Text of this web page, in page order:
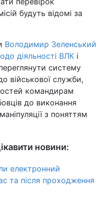
будуть відомі за
Володимир Зеленський
діяльності ВЛК і
систему
військової служби,
командирам
до виконання
з поняттям
новини:
електронний
та після проходження